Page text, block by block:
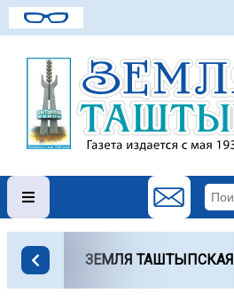
ЗЕМЛЯ ТАШТЫПСКАЯ